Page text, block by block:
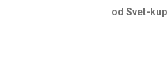
od Svet-